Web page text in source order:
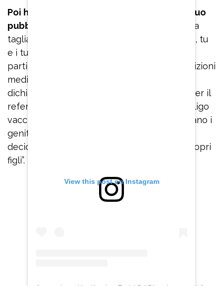
Poi ha aggiunto: “Se avessi dato modo al tuo
pubblico di vedere l’intero mio video
senza
tagliare arbitrariamente dopo la prima frase, tu
e i tuoi ascoltatori avreste capito, senza
particolari sforzi, che io non ho fatto disquisizioni
medico-scientifiche, ma mi sono solamente
dichiarata favorevole alla raccolta di firme per il
referendum che chiede l’abolizione dell’obbligo
vaccinale in età pediatrica, lasciando che siano i
genitori, su consiglio del medico di fiducia, a
decidere quale sia la scelta migliore per i propri
figli”.
View this post on Instagram